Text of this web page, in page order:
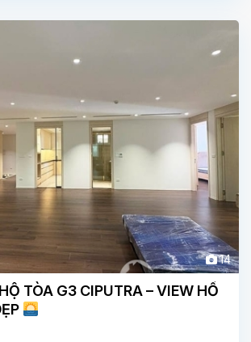
14
TÒA G3 CIPUTRA – VIEW HỒ